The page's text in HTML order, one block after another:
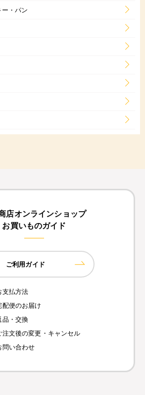
・パン
店オンラインショップ
お買いものガイド
ご利用ガイド
支払方法
配便のお届け
品・交換
注文後の変更・キャンセル
問い合わせ